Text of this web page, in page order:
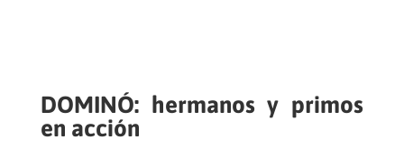
DOMINÓ: hermanos y primos
en acción